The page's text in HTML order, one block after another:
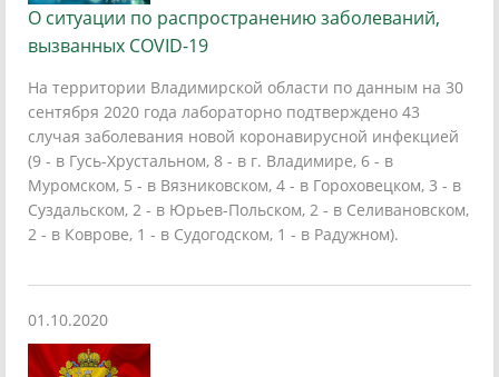
О ситуации по распространению заболеваний,
вызванных COVID-19
На территории Владимирской области по данным на 30
сентября 2020 года лабораторно подтверждено 43
случая заболевания новой коронавирусной инфекцией
(9 - в Гусь-Хрустальном, 8 - в г. Владимире, 6 - в
Муромском, 5 - в Вязниковском, 4 - в Гороховецком, 3 - в
Суздальском, 2 - в Юрьев-Польском, 2 - в Селивановском,
2 - в Коврове, 1 - в Судогодском, 1 - в Радужном).
01.10.2020